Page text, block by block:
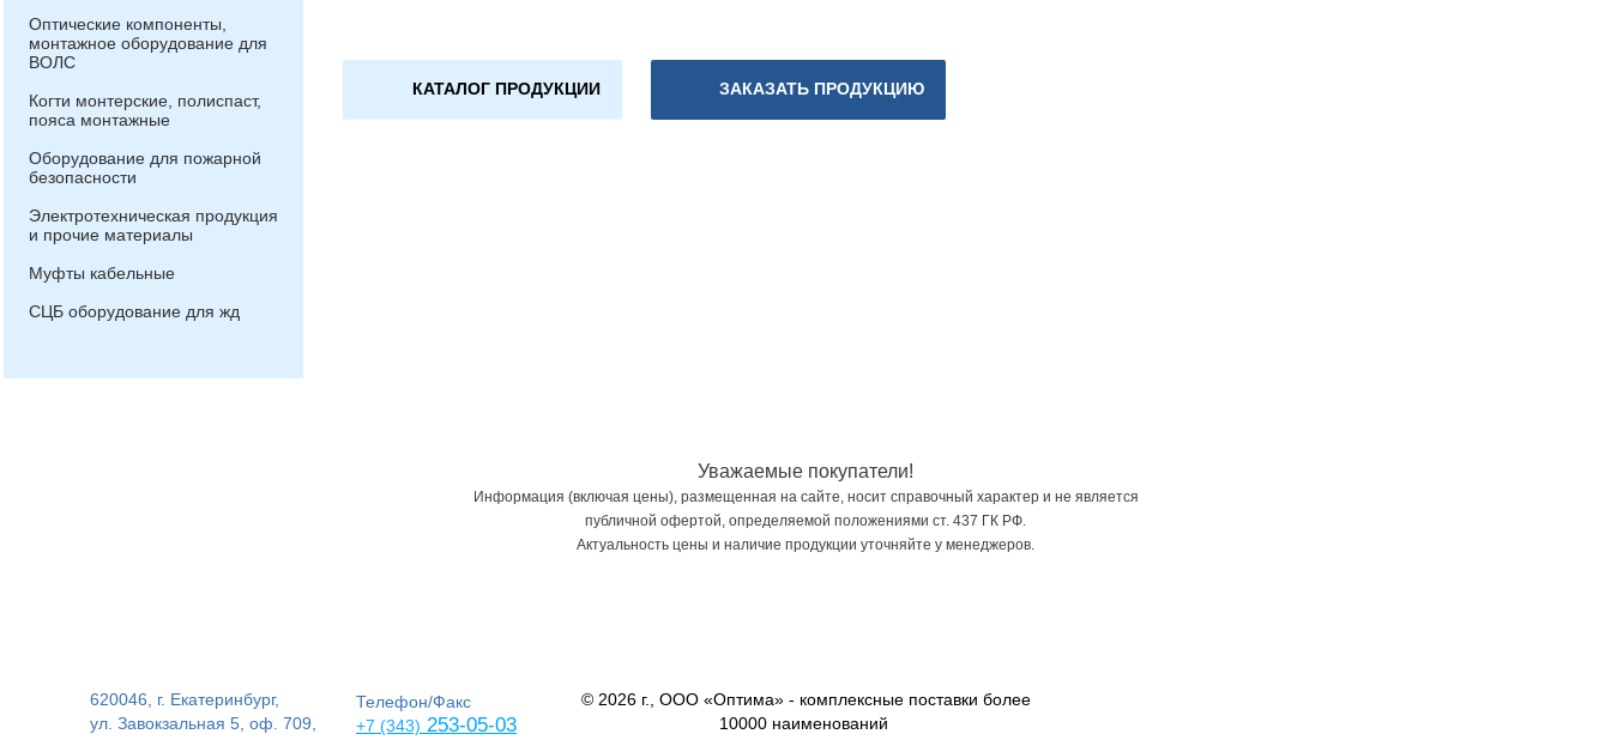
Оптические компоненты,
монтажное оборудование для
ВОЛС
Когти монтерские, полиспаст,
пояса монтажные
Оборудование для пожарной
безопасности
Электротехническая продукция
и прочие материалы
Муфты кабельные
СЦБ оборудование для жд
КАТАЛОГ ПРОДУКЦИИ ЗАКАЗАТЬ ПРОДУКЦИЮ
Уважаемые покупатели!
Информация (включая цены), размещенная на сайте, носит справочный характер и не является
публичной офертой, определяемой положениями ст. 437 ГК РФ.
Актуальность цены и наличие продукции уточняйте у менеджеров.
620046, г. Екатеринбург,
ул. Завокзальная 5, оф. 709,
Телефон/Факс
+7 (343) 253-05-03
© 2026 г., ООО «Оптима» - комплексные поставки более
10000 наименований